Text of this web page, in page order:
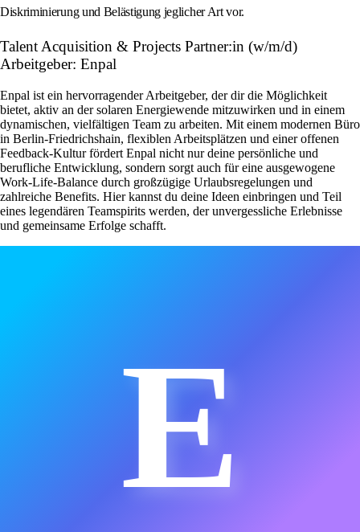
Diskriminierung und Belästigung jeglicher Art vor.
Talent Acquisition & Projects Partner:in (w/m/d)
Arbeitgeber: Enpal
Enpal ist ein hervorragender Arbeitgeber, der dir die Möglichkeit
bietet, aktiv an der solaren Energiewende mitzuwirken und in einem
dynamischen, vielfältigen Team zu arbeiten. Mit einem modernen Büro
in Berlin-Friedrichshain, flexiblen Arbeitsplätzen und einer offenen
Feedback-Kultur fördert Enpal nicht nur deine persönliche und
berufliche Entwicklung, sondern sorgt auch für eine ausgewogene
Work-Life-Balance durch großzügige Urlaubsregelungen und
zahlreiche Benefits. Hier kannst du deine Ideen einbringen und Teil
eines legendären Teamspirits werden, der unvergessliche Erlebnisse
und gemeinsame Erfolge schafft.
E